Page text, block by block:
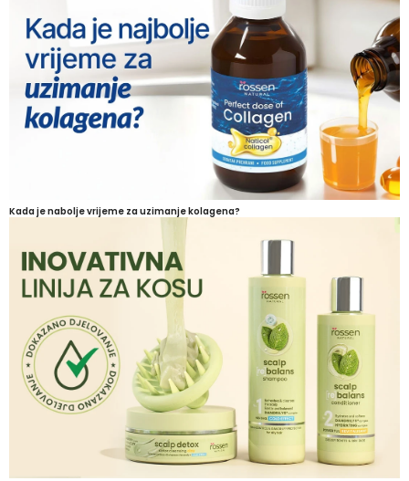
Kada je nabolje vrijeme za uzimanje kolagena?